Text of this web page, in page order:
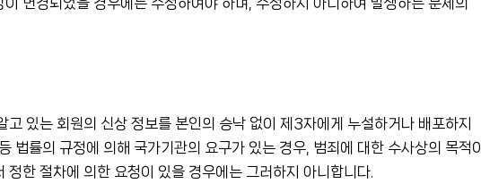
고 있는 회원의 신상 정보를 본인의 승낙 없이 제3자에게 누설하거나 배포하지
법률의 규정에 의해 국가기관의 요구가 있는 경우, 범죄에 대한 수사상의 목적이
정한 절차에 의한 요청이 있을 경우에는 그러하지 아니합니다.